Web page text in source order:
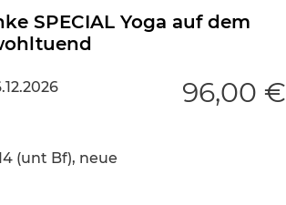
SPECIAL Yoga auf dem
(unt Bf), neue
96,00 €